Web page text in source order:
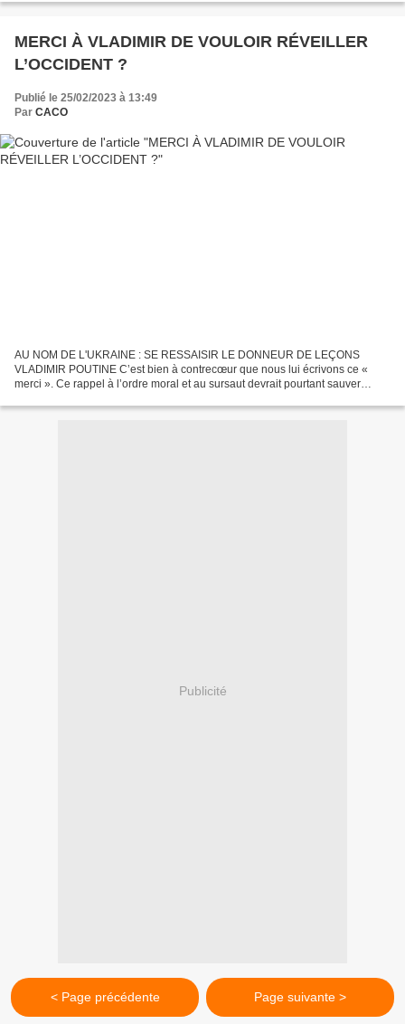
MERCI À VLADIMIR DE VOULOIR RÉVEILLER
L’OCCIDENT ?
Publié le 25/02/2023 à 13:49
Par CACO
AU NOM DE L'UKRAINE : SE RESSAISIR LE DONNEUR DE LEÇONS
VLADIMIR POUTINE C’est bien à contrecœur que nous lui écrivons ce «
merci ». Ce rappel à l’ordre moral et au sursaut devrait pourtant sauver
Publicité
< Page précédente Page suivante >